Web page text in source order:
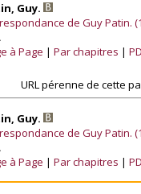
Guy.
de Guy Patin.
à Page
Par chapitres
URL pérenne de cette
Guy.
de Guy Patin.
à Page
Par chapitres